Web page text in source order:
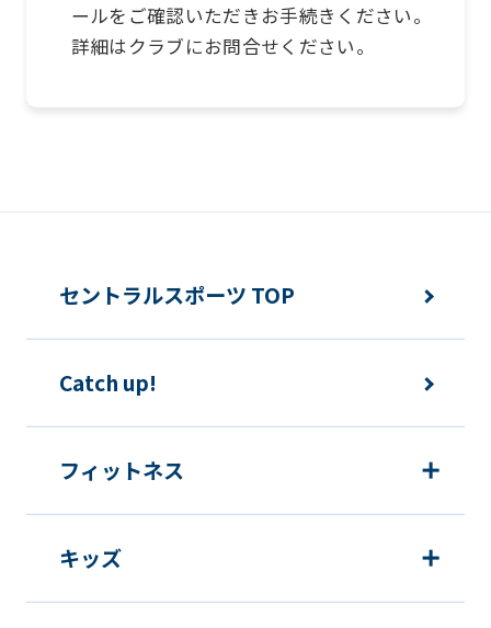
ールをご確認いただきお手続きください。
詳細はクラブにお問合せください。
セントラルスポーツ TOP
Catch up!
フィットネス
キッズ